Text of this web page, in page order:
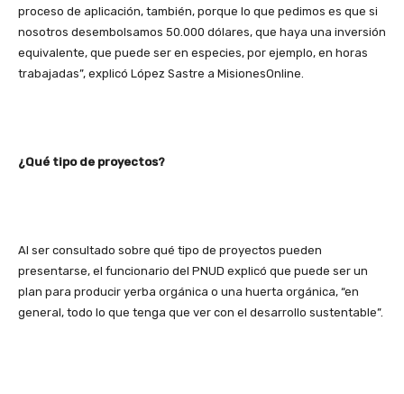
proceso de aplicación, también, porque lo que pedimos es que si
nosotros desembolsamos 50.000 dólares, que haya una inversión
equivalente, que puede ser en especies, por ejemplo, en horas
trabajadas”, explicó López Sastre a MisionesOnline.
¿Qué tipo de proyectos?
Al ser consultado sobre qué tipo de proyectos pueden
presentarse, el funcionario del PNUD explicó que puede ser un
plan para producir yerba orgánica o una huerta orgánica, “en
general, todo lo que tenga que ver con el desarrollo sustentable”.